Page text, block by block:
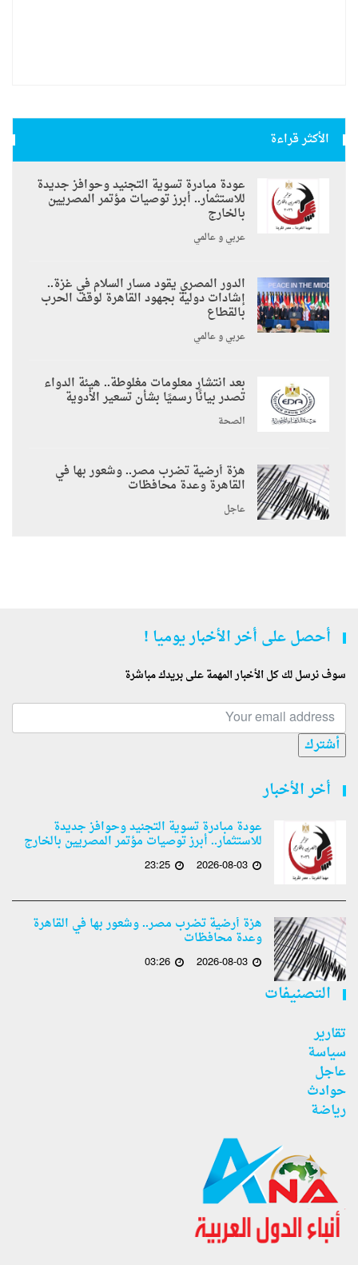
الأكثر قراءة
عودة مبادرة تسوية التجنيد وحوافز جديدة
للاستثمار.. أبرز توصيات مؤتمر المصريين
بالخارج
عربي و عالمي
الدور المصري يقود مسار السلام في غزة..
إشادات دولية بجهود القاهرة لوقف الحرب
بالقطاع
عربي و عالمي
بعد انتشار معلومات مغلوطة.. هيئة الدواء
تصدر بيانًا رسميًا بشأن تسعير الأدوية
الصحة
هزة أرضية تضرب مصر.. وشعور بها في
القاهرة وعدة محافظات
عاجل
أحصل على أخر الأخبار يوميا !
سوف نرسل لك كل الأخبار المهمة على بريدك مباشرة
أشترك
أخر الأخبار
عودة مبادرة تسوية التجنيد وحوافز جديدة
للاستثمار.. أبرز توصيات مؤتمر المصريين بالخارج
2026-08-03
23:25
هزة أرضية تضرب مصر.. وشعور بها في القاهرة
وعدة محافظات
2026-08-03
03:26
التصنيفات
تقارير
سياسة
عاجل
حوادث
رياضة